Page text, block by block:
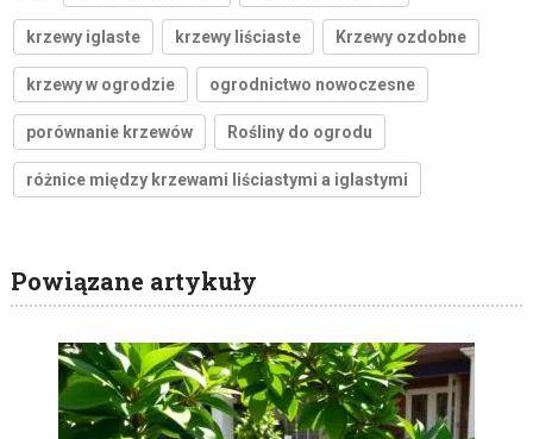
krzewy iglaste krzewy liściaste Krzewy ozdobne
krzewy w ogrodzie ogrodnictwo nowoczesne
porównanie krzewów Rośliny do ogrodu
różnice między krzewami liściastymi a iglastymi
Powiązane artykuły